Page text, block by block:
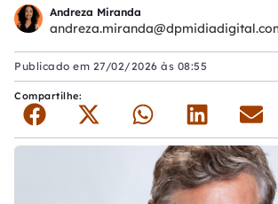
Andreza Miranda
Publicado em 27/02/2026 às 08:55
Compartilhe: